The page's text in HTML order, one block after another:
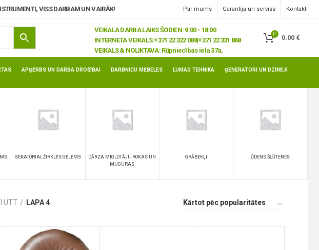
VISS DARBAM UN VAIRĀK! Par mums Garantija un serviss Kontakti
VEIKALA DARBA LAIKS ŠODIEN: 9:00 - 18:00
INTERNETA VEIKALS:+371 22 322 088|+371 22 331 868
VEIKALS & NOLIKTAVA: Rūpniecības iela 37a,
0
0.00 €
APĢĒRBS UN DARBA DROŠĪBAI DARBNĪCU MĒBELES LUMAG TEHNIKA ĢENERATORI UN DZINĒJI
SEKATORIAI, ŽIRKLĖS GĖLĖMS
DĀRZA MIGLOTĀJI - ROKAS UN
MUGURAS
GRĀBEKĻI ŪDENS ŠĻŪTENES
UTT LAPA 4